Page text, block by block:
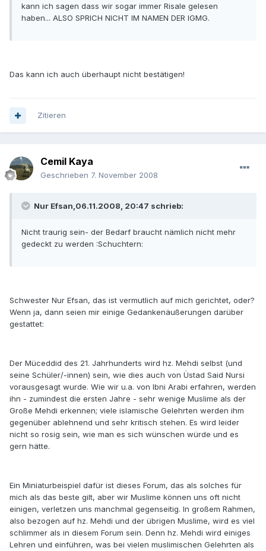
kann ich sagen dass wir sogar immer Risale gelesen
haben... ALSO SPRICH NICHT IM NAMEN DER IGMG.
Das kann ich auch überhaupt nicht bestätigen!
Zitieren
Cemil Kaya
Geschrieben 7. November 2008
Nur Efsan,06.11.2008, 20:47 schrieb:
Nicht traurig sein- der Bedarf braucht nämlich nicht mehr
gedeckt zu werden :Schuchtern:
Schwester Nur Efsan, das ist vermutlich auf mich gerichtet, oder?
Wenn ja, dann seien mir einige Gedankenäußerungen darüber
gestattet:
Der Müceddid des 21. Jahrhunderts wird hz. Mehdi selbst (und
seine Schüler/-innen) sein, wie dies auch von Üstad Said Nursi
vorausgesagt wurde. Wie wir u.a. von Ibni Arabi erfahren, werden
ihn - zumindest die ersten Jahre - sehr wenige Muslime als der
Große Mehdi erkennen; viele islamische Gelehrten werden ihm
gegenüber ablehnend und sehr kritisch stehen. Es wird leider
nicht so rosig sein, wie man es sich wünschen würde und es
gern hätte.
Ein Miniaturbeispiel dafür ist dieses Forum, das als solches für
mich als das beste gilt, aber wir Muslime können uns oft nicht
einigen, verletzen uns manchmal gegenseitig. In großem Rahmen,
also bezogen auf hz. Mehdi und der übrigen Muslime, wird es viel
schlimmer als in diesem Forum sein. Denn hz. Mehdi wird einiges
Lehren und einführen, was bei vielen muslimischen Gelehrten als